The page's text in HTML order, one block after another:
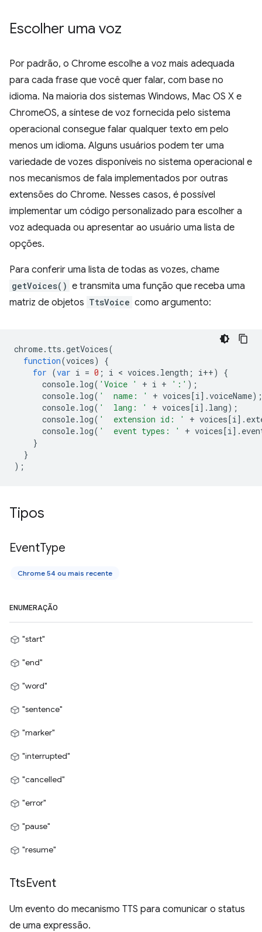
Escolher uma voz
Por padrão, o Chrome escolhe a voz mais adequada
para cada frase que você quer falar, com base no
idioma. Na maioria dos sistemas Windows, Mac OS X e
ChromeOS, a síntese de voz fornecida pelo sistema
operacional consegue falar qualquer texto em pelo
menos um idioma. Alguns usuários podem ter uma
variedade de vozes disponíveis no sistema operacional e
nos mecanismos de fala implementados por outras
extensões do Chrome. Nesses casos, é possível
implementar um código personalizado para escolher a
voz adequada ou apresentar ao usuário uma lista de
opções.
Para conferir uma lista de todas as vozes, chame
getVoices() e transmita uma função que receba uma
matriz de objetos TtsVoice como argumento:
chrome. tts .getVoices(
function(voices)
{
for (var i = 0 ; i < voices . length ; i++)
{
console. log( 'Voice ' + i + ':' );
console. log( '  name: ' + voices[i].voiceName);
console. log( '  lang: ' + voices[i]. lang);
console. log( '  extension id: ' + voices[i].
console. log( '  event types: ' + voices[i].
}
}
);
Tipos
EventType
Chrome 54 ou mais recente
ENUMERAÇÃO
"start"
"end"
"word"
"sentence"
"marker"
"interrupted"
"cancelled"
"error"
"pause"
"resume"
TtsEvent
Um evento do mecanismo TTS para comunicar o status
de uma expressão.